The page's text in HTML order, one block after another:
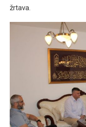
žrtava.